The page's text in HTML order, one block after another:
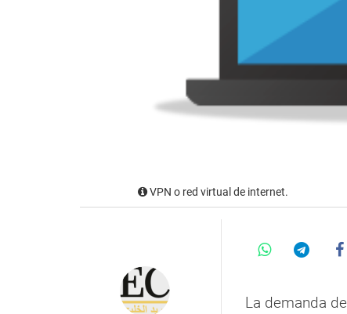
VPN o red virtual de internet.
La demanda de